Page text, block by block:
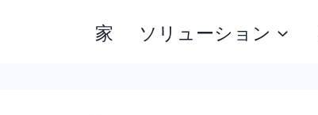
家 ソリューション